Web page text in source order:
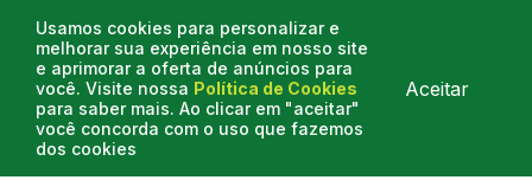
Usamos cookies para personalizar e
melhorar sua experiência em nosso site
e aprimorar a oferta de anúncios para
você. Visite nossa Política de Cookies
para saber mais. Ao clicar em "aceitar"
você concorda com o uso que fazemos
dos cookies
Aceitar
Curtas do Poder